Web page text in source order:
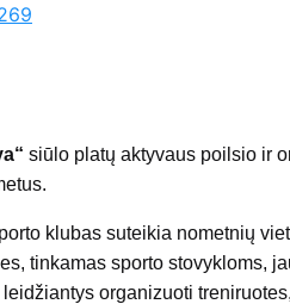
siūlo platų aktyvaus poilsio ir
klubas suteikia nometnių
tinkamas sporto stovykloms,
organizuoti